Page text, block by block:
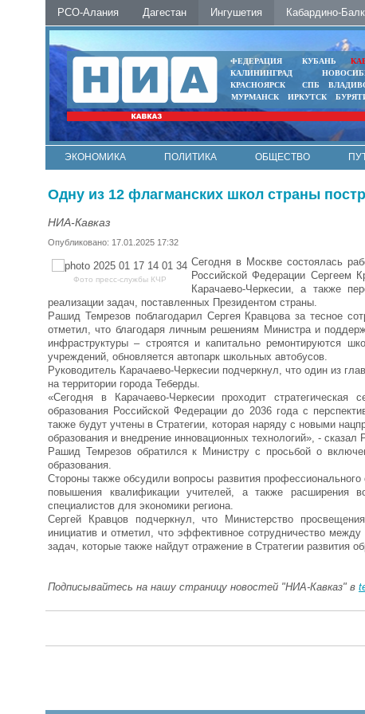
РСО-Алания Дагестан Ингушетия Кабардино-
ФЕДЕРАЦИЯ КУБАНЬ
КАЛИНИНГРАД
КРАСНОЯРСК
СПБ
МУРМАНСК
ИРКУТСК
ЭКОНОМИКА ПОЛИТИКА ОБЩЕСТВО
Одну из 12 флагманских школ страны
НИА-Кавказ
Опубликовано: 17.01.2025 17:32
Фото пресс-службы КЧР
Сегодня в Москве состоялась
Российской Федерации Сергеем
Карачаево-Черкесии, а также
реализации задач, поставленных Президентом страны.
Рашид Темрезов поблагодарил Сергея Кравцова за тесное
отметил, что благодаря личным решениям Министра и
инфраструктуры – строятся и капитально ремонтируются
учреждений, обновляется автопарк школьных автобусов.
Руководитель Карачаево-Черкесии подчеркнул, что один из
на территории города Теберды.
«Сегодня в Карачаево-Черкесии проходит стратегическая
образования Российской Федерации до 2036 года с
также будут учтены в Стратегии, которая наряду с новыми
образования и внедрение инновационных технологий», - сказал
Рашид Темрезов обратился к Министру с просьбой о
образования.
Стороны также обсудили вопросы развития
повышения квалификации учителей, а также расширения
специалистов для экономики региона.
Сергей Кравцов подчеркнул, что Министерство
инициатив и отметил, что эффективное сотрудничество
задач, которые также найдут отражение в Стратегии развития
Подписывайтесь на нашу страницу новостей "НИА-Кавказ" в